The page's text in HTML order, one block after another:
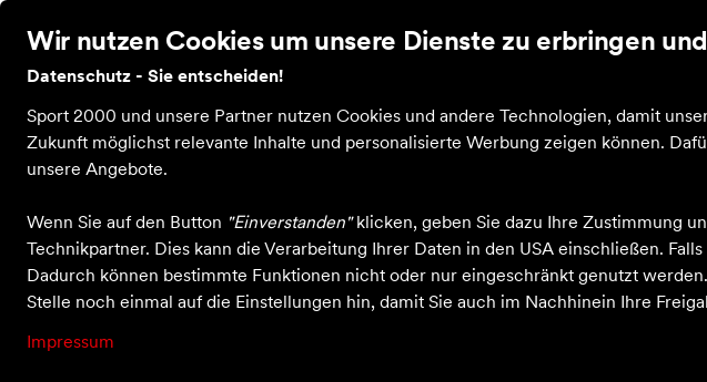
Wir nutzen Cookies um unsere Dienste zu erbringen
Datenschutz - Sie entscheiden!
Sport 2000 und unsere Partner nutzen Cookies und andere Technologien, damit
Zukunft möglichst relevante Inhalte und personalisierte Werbung zeigen können.
unsere Angebote.
Wenn Sie auf den Button "Einverstanden"klicken, geben Sie dazu Ihre Zustimmung
Technikpartner. Dies kann die Verarbeitung Ihrer Daten in den USA einschließen.
Dadurch können bestimmte Funktionen nicht oder nur eingeschränkt genutzt
Stelle noch einmal auf die Einstellungen hin, damit Sie auch im Nachhinein Ihre
Impressum
Bekleidung Schuhe Ausrüstung Gutscheine
Odlo
Alle Produkte